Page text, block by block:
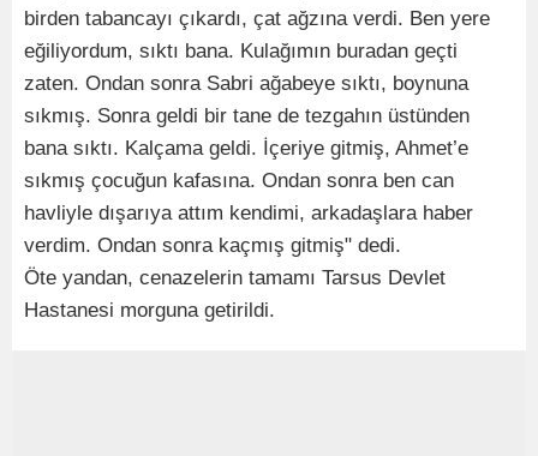
birden tabancayı çıkardı, çat ağzına verdi. Ben yere
eğiliyordum, sıktı bana. Kulağımın buradan geçti
zaten. Ondan sonra Sabri ağabeye sıktı, boynuna
sıkmış. Sonra geldi bir tane de tezgahın üstünden
bana sıktı. Kalçama geldi. İçeriye gitmiş, Ahmet’e
sıkmış çocuğun kafasına. Ondan sonra ben can
havliyle dışarıya attım kendimi, arkadaşlara haber
verdim. Ondan sonra kaçmış gitmiş" dedi.
Öte yandan, cenazelerin tamamı Tarsus Devlet
Hastanesi morguna getirildi.